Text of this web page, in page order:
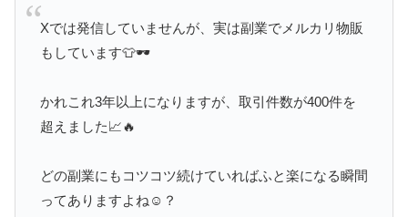
Xでは発信していませんが、実は副業でメルカリ物販
もしています👕🕶️
かれこれ3年以上になりますが、取引件数が400件を
超えました📈🔥
どの副業にもコツコツ続けていればふと楽になる瞬間
ってありますよね☺️？